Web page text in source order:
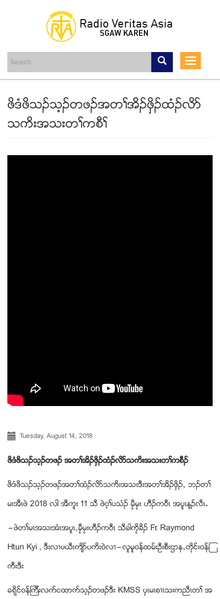
content
Toggle
ဖိဒံဖိသဥသ့ဥတဖဥအတႈအိဥဖွိဥထံဥလိဏ
သကိးအသးတႈကစီႈ
Tuesday, August 14, 2018
ဖိဒံဖိသဥသ့ဥတဖဥ အတႈအိဥဖွိဥထံဥလိဏသကိးအသးတႈကစီဥ
ဖိဒံဖိသဥသ့ဥတဖဥအတႈထံဥလိဏသကိးအသးဒီးအတႈအိဥဖွိဥယ ဘဥတႈ
မၚအီၚဖဲ 2018 လါ အီကူး 11 သီ ဖဲ၀့ႈပသံဥ မီေမေး ဟီဥက၀ီၚ အပူၚန႔ဥလီၚ’
”ဖဲတႈမၚအသးအံၚအပူၚယမီေမေးဟီဥက၀ီၚ သီခါကေိခိဥ Fr. Raymond
Htun Kyi , ဒီးလ႕ပဎီၚက်ိဏပကိး၀ဲလ႕”လူမူ၀န္ထမ္းဦးစီးဌာနယတုိင္း၀န္ၾ
ကီးဒီး
ခရုိင္၀န္ၾကီးလက္ငထာက္သ့ဥတဖဥဒီး KMSS ပွၚမၚစ႕ၚသးကညီၚတႈ အ